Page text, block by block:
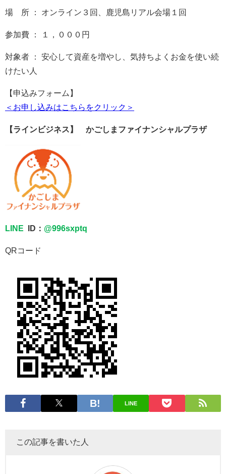
場 所 ： オンライン３回、鹿児島リアル会場１回
参加費 ： １，０００円
対象者 ： 安心して資産を増やし、気持ちよくお金を使い続
けたい人
【申込みフォーム】
＜お申し込みはこちらをクリック＞
【ラインビジネス】 かごしまファイナンシャルプラザ
LINE ID： @996sxptq
QRコード
LINE
この記事を書いた人